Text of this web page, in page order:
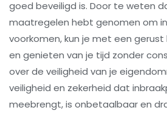
goed beveiligd is. Door te weten
maatregelen hebt genomen om
voorkomen, kun je met een
en genieten van je tijd zonder
over de veiligheid van je
veiligheid en zekerheid dat
meebrengt, is onbetaalbaar en